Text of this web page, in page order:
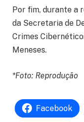
Por fim, durante a
da Secretaria de
Crimes
Meneses.
*Foto: Reprodução
Facebook